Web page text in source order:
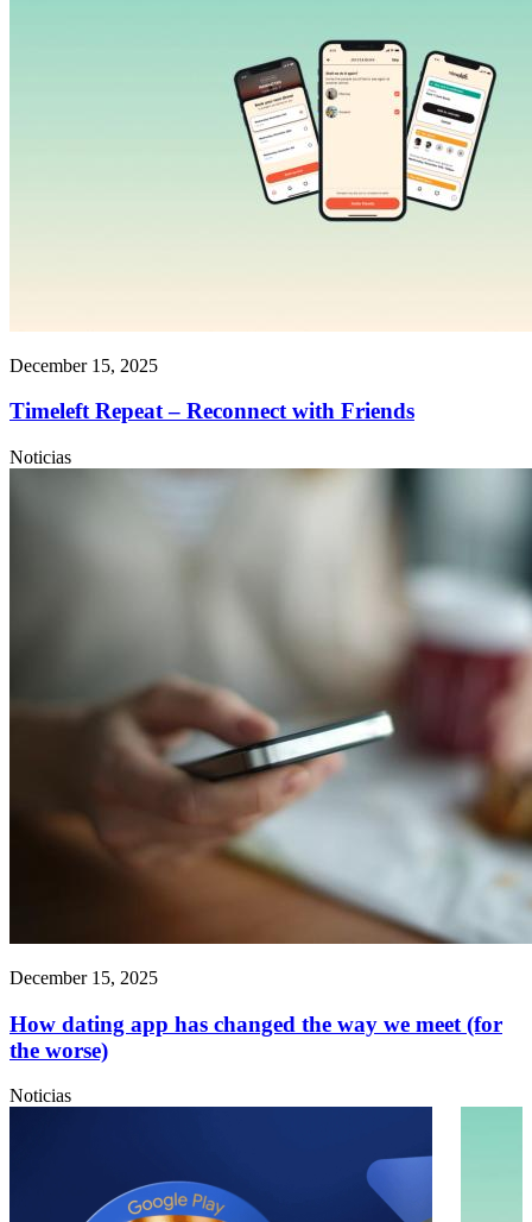
December 15, 2025
Timeleft Repeat – Reconnect with Friends
Noticias
December 15, 2025
How dating app has changed the way we meet (for
the worse)
Noticias